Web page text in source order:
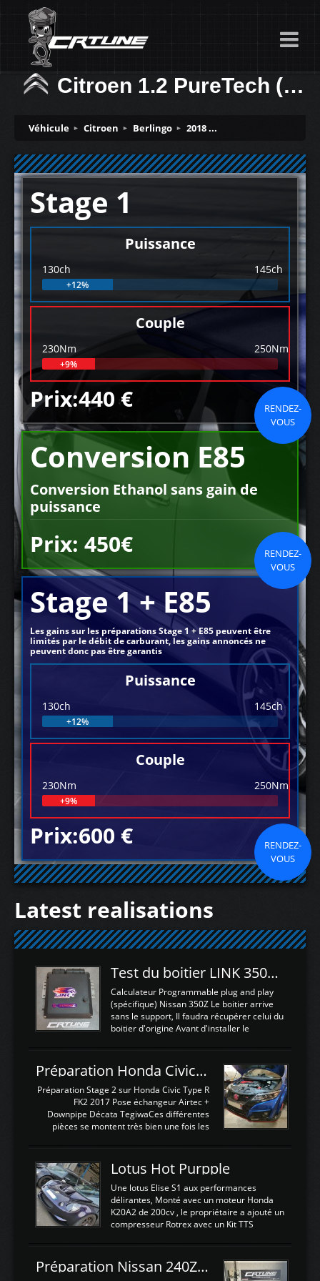
Citroen 1.2 PureTech (GPF) 130ch
Véhicule Citroen Berlingo 2018 ...
Stage 1
Puissance
130ch 145ch
+12%
Couple
230Nm 250Nm
+9%
Prix:440 €
RENDEZ-
VOUS
Conversion E85
Conversion Ethanol sans gain de
puissance
Prix: 450€
RENDEZ-
VOUS
Stage 1 + E85
Les gains sur les préparations Stage 1 + E85 peuvent être
limités par le débit de carburant, les gains annoncés ne
peuvent donc pas être garantis
Puissance
130ch 145ch
+12%
Couple
230Nm 250Nm
+9%
Prix:600 €
RENDEZ-
VOUS
Latest realisations
Test du boitier LINK 350Z Plugin ECU
Calculateur Programmable plug and play
(spécifique) Nissan 350Z Le boitier arrive
sans le support, Il faudra récupérer celui du
boitier d'origine Avant d'installer le
d'envoyer l'information de la large bande
dans le boitier. sydney sweeney deepfake
La sortie 0-5V de l'afr sera connectée sur
l'entrée AN Volt 8 et GndAN pour
Analogique, et Volt car l'information est une
tension (Pas une résistance variable d'un
est temps de brancher le ...
Préparation Honda Civic Type R FK2
Préparation Stage 2 sur Honda Civic Type R
FK2 2017 Pose échangeur Airtec +
Downpipe Décata TegiwaCes différentes
pièces se montent très bien une fois les
légere découpe du plastique inferieur,
negénant en rien la structure ou le
fonctionnement du fond plat. Une
reprogrammation Stage 2 est faite sur le
calculateur d'origine. Une alternative
économique au passage sur Hondata
d'origine 310cv et 400Nn , Une fois
reprogrammé et les ...
Lotus Hot Purpple
Une lotus Elise S1 aux performances
délirantes, Monté avec un moteur Honda
K20A2 de 200cv , le propriétaire a ajouté un
compresseur Rotrex avec un Kit TTS
d'augmenter la puissance de son moteur:
un watercooler a été ajouté. 300Cv sans
Préparation Nissan 240Z SR20DET